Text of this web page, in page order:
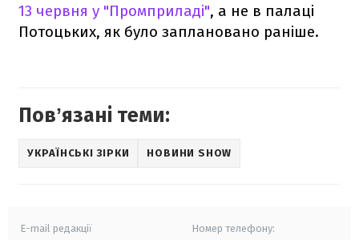
13 червня у "Промприладі", а не в палаці
Потоцьких, як було заплановано раніше.
Повʼязані теми:
УКРАЇНСЬКІ ЗІРКИ НОВИНИ SHOW
E-mail редакції Номер телефону: